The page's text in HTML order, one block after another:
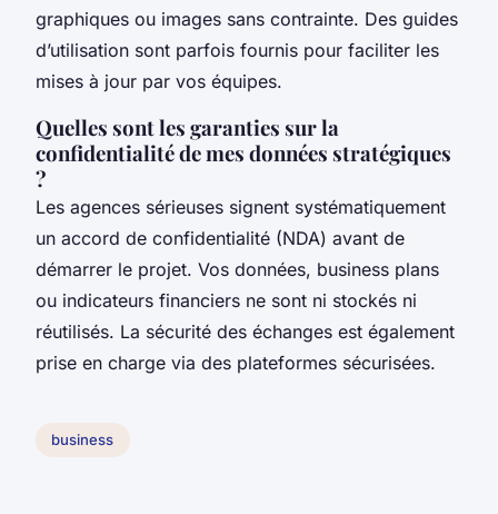
graphiques ou images sans contrainte. Des guides
d’utilisation sont parfois fournis pour faciliter les
mises à jour par vos équipes.
Quelles sont les garanties sur la
confidentialité de mes données stratégiques
?
Les agences sérieuses signent systématiquement
un accord de confidentialité (NDA) avant de
démarrer le projet. Vos données, business plans
ou indicateurs financiers ne sont ni stockés ni
réutilisés. La sécurité des échanges est également
prise en charge via des plateformes sécurisées.
business